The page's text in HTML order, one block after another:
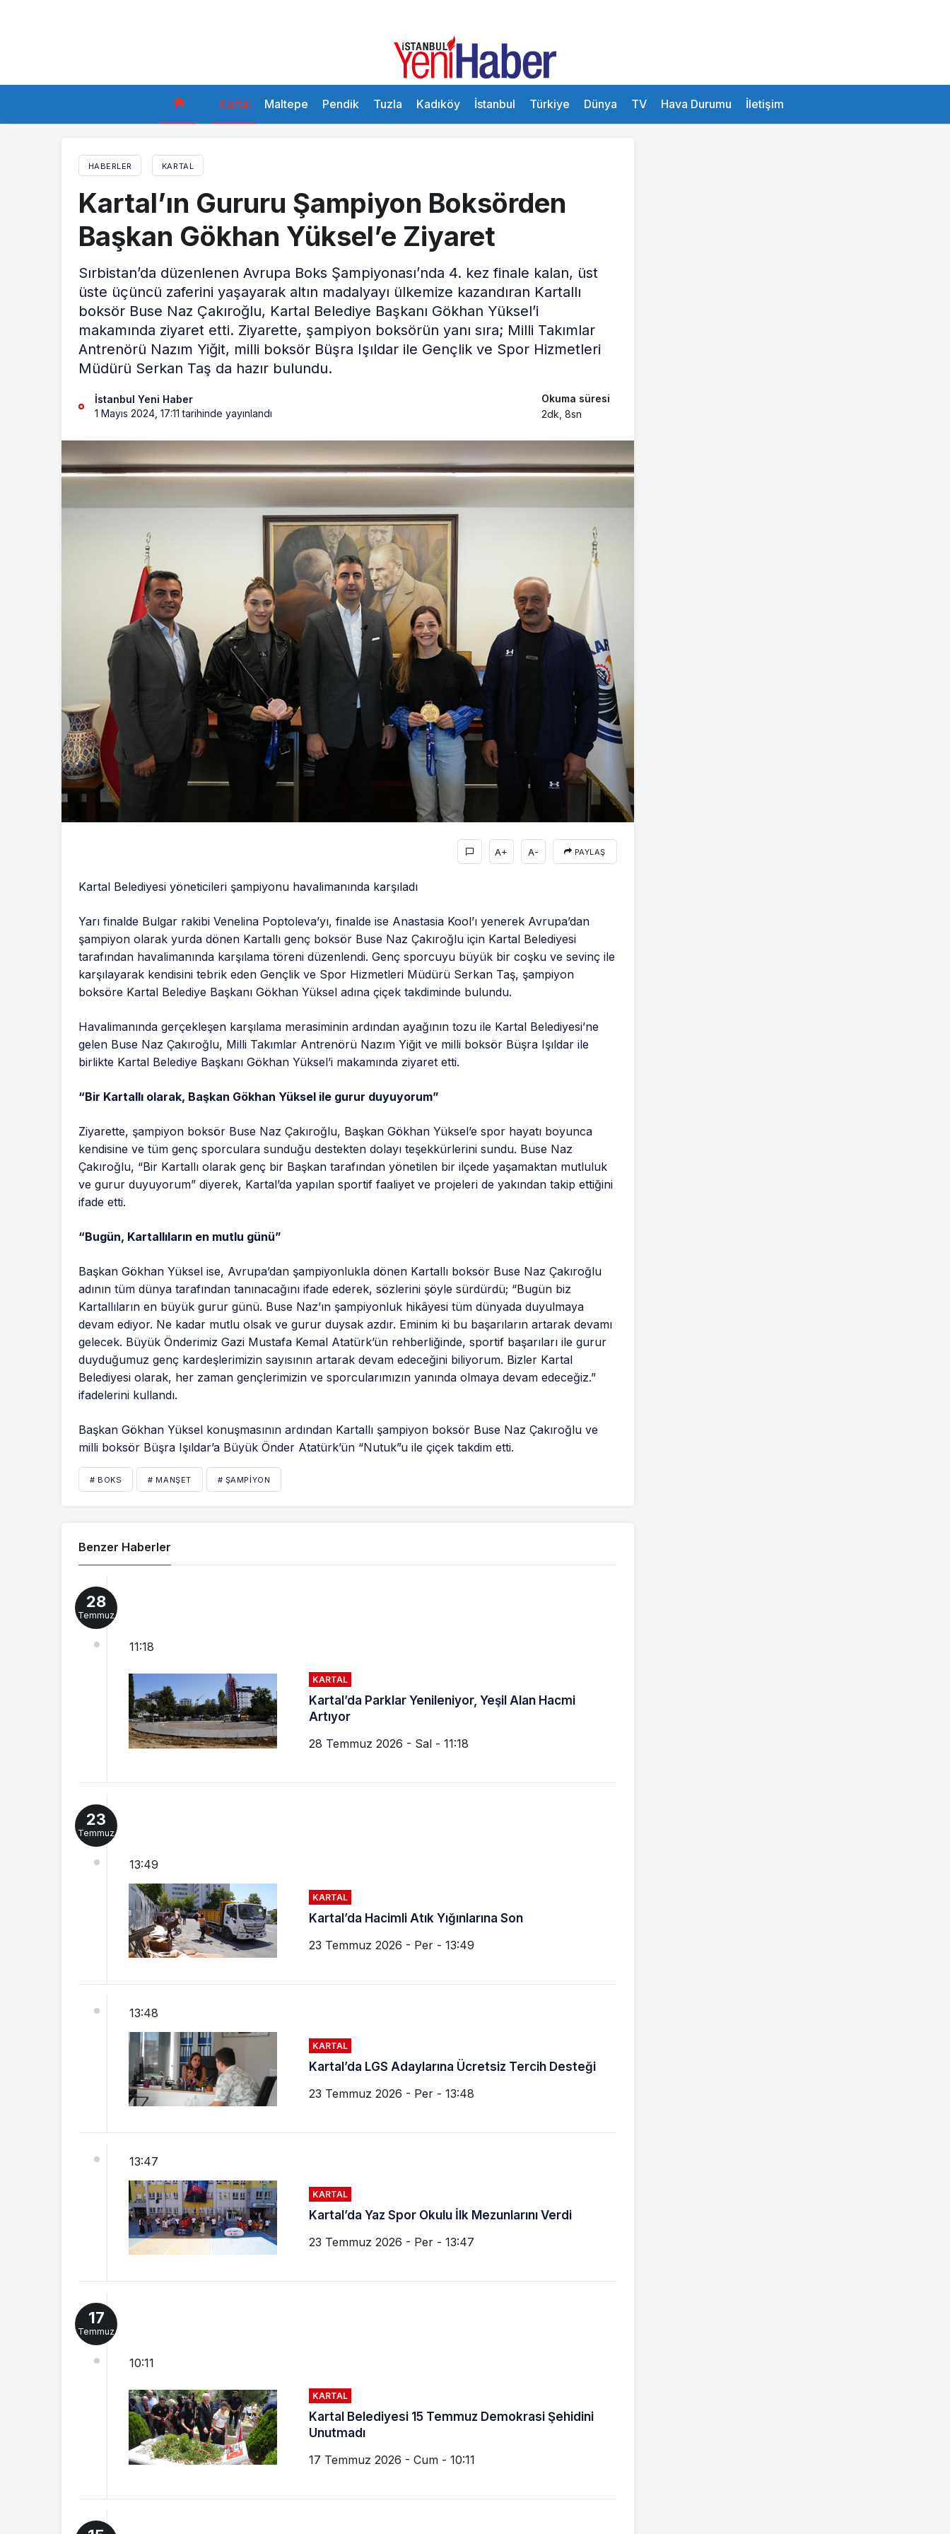
Kartal Maltepe Pendik Tuzla Kadıköy İstanbul Türkiye Dünya TV Hava Durumu İletişim
HABERLER KARTAL
Kartal’ın Gururu Şampiyon Boksörden
Başkan Gökhan Yüksel’e Ziyaret
Sırbistan’da düzenlenen Avrupa Boks Şampiyonası’nda 4. kez finale kalan, üst
üste üçüncü zaferini yaşayarak altın madalyayı ülkemize kazandıran Kartallı
boksör Buse Naz Çakıroğlu, Kartal Belediye Başkanı Gökhan Yüksel’i
makamında ziyaret etti. Ziyarette, şampiyon boksörün yanı sıra; Milli Takımlar
Antrenörü Nazım Yiğit, milli boksör Büşra Işıldar ile Gençlik ve Spor Hizmetleri
Müdürü Serkan Taş da hazır bulundu.
İstanbul Yeni Haber
1 Mayıs 2024, 17:11 tarihinde yayınlandı
Okuma süresi
2dk, 8sn
A+ A- PAYLAŞ
Kartal Belediyesi yöneticileri şampiyonu havalimanında karşıladı
Yarı finalde Bulgar rakibi Venelina Poptoleva’yı, finalde ise Anastasia Kool’ı yenerek Avrupa’dan
şampiyon olarak yurda dönen Kartallı genç boksör Buse Naz Çakıroğlu için Kartal Belediyesi
tarafından havalimanında karşılama töreni düzenlendi. Genç sporcuyu büyük bir coşku ve sevinç ile
karşılayarak kendisini tebrik eden Gençlik ve Spor Hizmetleri Müdürü Serkan Taş, şampiyon
boksöre Kartal Belediye Başkanı Gökhan Yüksel adına çiçek takdiminde bulundu.
Havalimanında gerçekleşen karşılama merasiminin ardından ayağının tozu ile Kartal Belediyesi’ne
gelen Buse Naz Çakıroğlu, Milli Takımlar Antrenörü Nazım Yiğit ve milli boksör Büşra Işıldar ile
birlikte Kartal Belediye Başkanı Gökhan Yüksel’i makamında ziyaret etti.
“Bir Kartallı olarak, Başkan Gökhan Yüksel ile gurur duyuyorum”
Ziyarette, şampiyon boksör Buse Naz Çakıroğlu, Başkan Gökhan Yüksel’e spor hayatı boyunca
kendisine ve tüm genç sporculara sunduğu destekten dolayı teşekkürlerini sundu. Buse Naz
Çakıroğlu, “Bir Kartallı olarak genç bir Başkan tarafından yönetilen bir ilçede yaşamaktan mutluluk
ve gurur duyuyorum” diyerek, Kartal’da yapılan sportif faaliyet ve projeleri de yakından takip ettiğini
ifade etti.
“Bugün, Kartallıların en mutlu günü”
Başkan Gökhan Yüksel ise, Avrupa’dan şampiyonlukla dönen Kartallı boksör Buse Naz Çakıroğlu
adının tüm dünya tarafından tanınacağını ifade ederek, sözlerini şöyle sürdürdü; “Bugün biz
Kartallıların en büyük gurur günü. Buse Naz’ın şampiyonluk hikâyesi tüm dünyada duyulmaya
devam ediyor. Ne kadar mutlu olsak ve gurur duysak azdır. Eminim ki bu başarıların artarak devamı
gelecek. Büyük Önderimiz Gazi Mustafa Kemal Atatürk’ün rehberliğinde, sportif başarıları ile gurur
duyduğumuz genç kardeşlerimizin sayısının artarak devam edeceğini biliyorum. Bizler Kartal
Belediyesi olarak, her zaman gençlerimizin ve sporcularımızın yanında olmaya devam edeceğiz.”
ifadelerini kullandı.
Başkan Gökhan Yüksel konuşmasının ardından Kartallı şampiyon boksör Buse Naz Çakıroğlu ve
milli boksör Büşra Işıldar’a Büyük Önder Atatürk’ün “Nutuk”u ile çiçek takdim etti.
# BOKS # MANŞET # ŞAMPIYON
Benzer Haberler
28
Temmuz
11:18
KARTAL
Kartal’da Parklar Yenileniyor, Yeşil Alan Hacmi
Artıyor
28 Temmuz 2026 - Sal - 11:18
23
Temmuz
13:49
KARTAL
Kartal’da Hacimli Atık Yığınlarına Son
23 Temmuz 2026 - Per - 13:49
13:48
KARTAL
Kartal’da LGS Adaylarına Ücretsiz Tercih Desteği
23 Temmuz 2026 - Per - 13:48
13:47
KARTAL
Kartal’da Yaz Spor Okulu İlk Mezunlarını Verdi
23 Temmuz 2026 - Per - 13:47
17
Temmuz
10:11
KARTAL
Kartal Belediyesi 15 Temmuz Demokrasi Şehidini
Unutmadı
17 Temmuz 2026 - Cum - 10:11